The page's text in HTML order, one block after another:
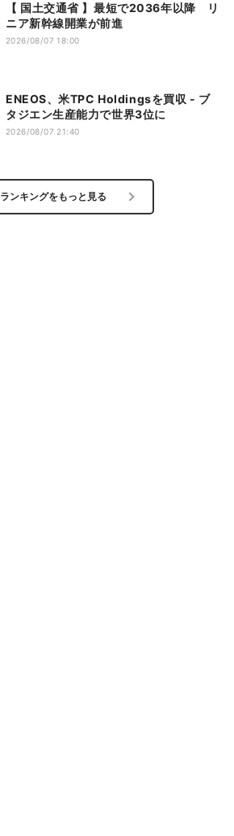
【 国土交通省 】最短で2036年以降 リ
ニア新幹線開業が前進
2026/08/07 18:00
ENEOS、米TPC Holdingsを買収 - ブ
タジエン生産能力で世界3位に
2026/08/07 21:40
ランキングをもっと見る